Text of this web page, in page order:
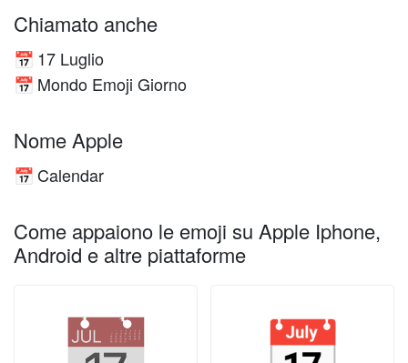
Chiamato anche
📅 17 Luglio
📅 Mondo Emoji Giorno
Nome Apple
📅 Calendar
Come appaiono le emoji su Apple Iphone,
Android e altre piattaforme